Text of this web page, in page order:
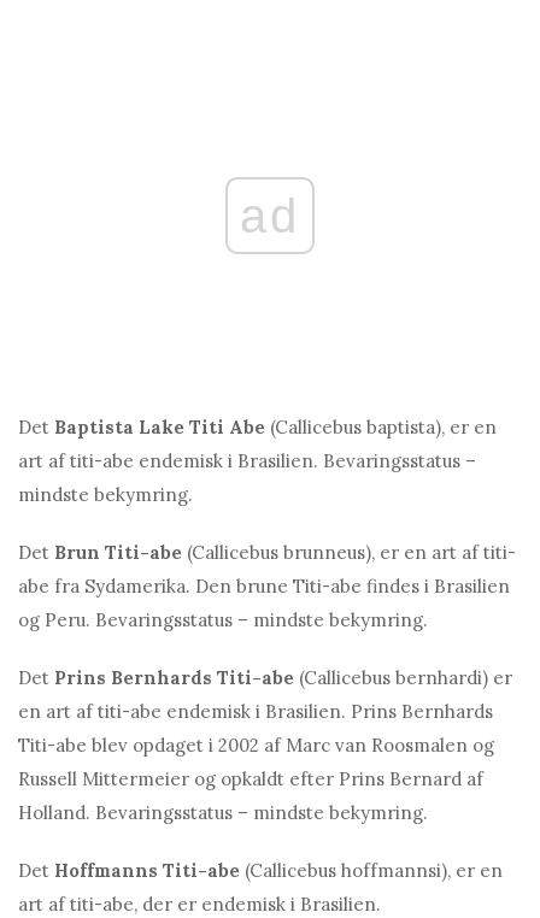
ad
Det Baptista Lake Titi Abe (Callicebus baptista), er en
art af titi-abe endemisk i Brasilien. Bevaringsstatus –
mindste bekymring.
Det Brun Titi-abe (Callicebus brunneus), er en art af titi-
abe fra Sydamerika. Den brune Titi-abe findes i Brasilien
og Peru. Bevaringsstatus – mindste bekymring.
Det Prins Bernhards Titi-abe (Callicebus bernhardi) er
en art af titi-abe endemisk i Brasilien. Prins Bernhards
Titi-abe blev opdaget i 2002 af Marc van Roosmalen og
Russell Mittermeier og opkaldt efter Prins Bernard af
Holland. Bevaringsstatus – mindste bekymring.
Det Hoffmanns Titi-abe (Callicebus hoffmannsi), er en
art af titi-abe, der er endemisk i Brasilien.